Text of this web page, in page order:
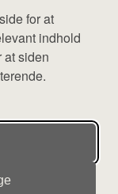
for at
indhold
at siden
en række
produkter fra
denne side - vi
heller ikke
forbeholdes.